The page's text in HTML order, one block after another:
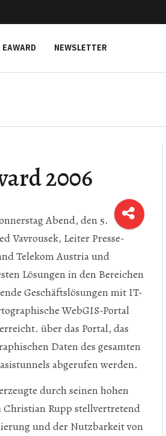
EAWARD NEWSLETTER
2006
Abend, den 5.
Vavrousek, Leiter Presse-
Telekom Austria und
Lösungen in den Bereichen
Geschäftslösungen mit IT-
WebGIS-Portal
über das Portal, das
Daten des gesamten
abgerufen werden.
durch seinen hohen
Christian Rupp stellvertretend
und der Nutzbarkeit von